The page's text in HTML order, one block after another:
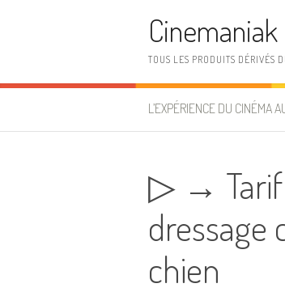
Cinemaniak
TOUS LES PRODUITS DÉRIVÉS
L’EXPÉRIENCE DU CINÉMA
▷ → Tarif
dressage
chien